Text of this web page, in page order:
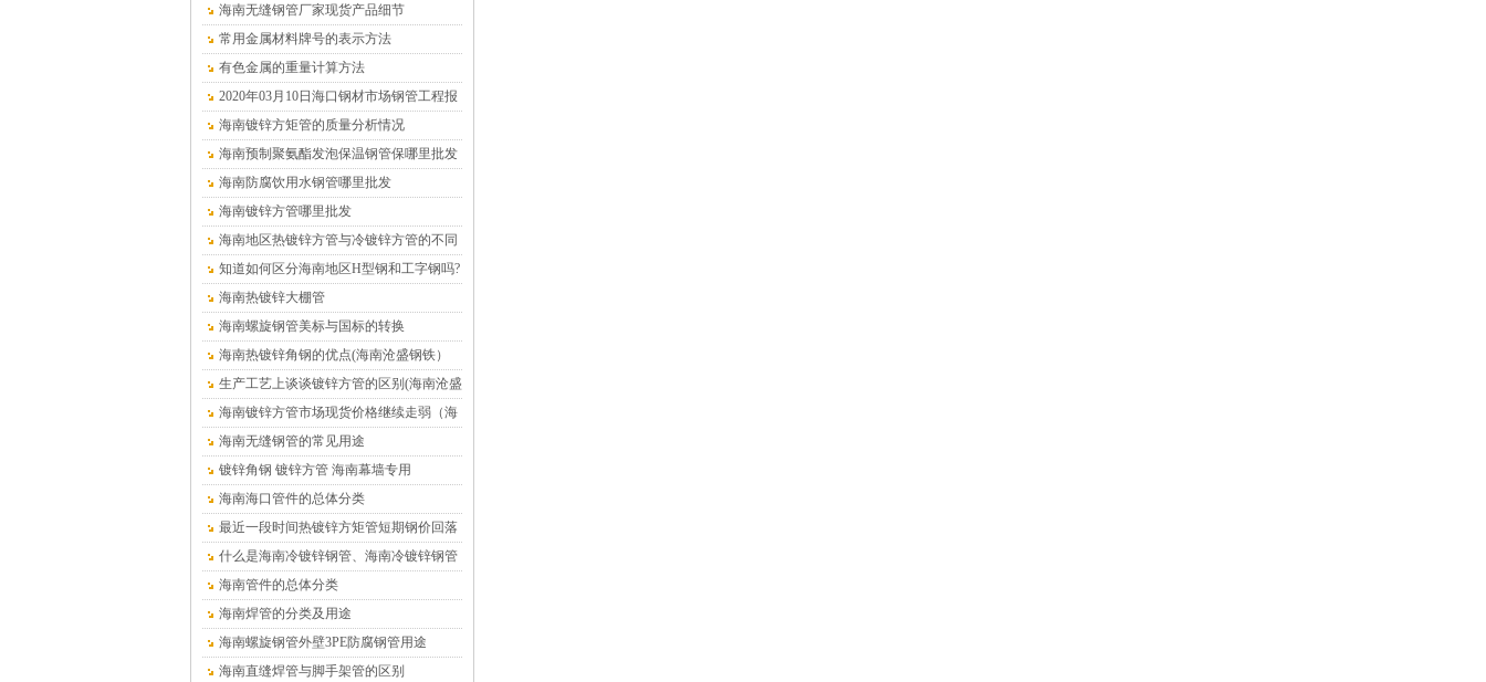
哪儿
海南无缝钢管厂家现货产品细节
常用金属材料牌号的表示方法
有色金属的重量计算方法
2020年03月10日海口钢材市场钢管工程报
价表
海南镀锌方矩管的质量分析情况
海南预制聚氨酯发泡保温钢管保哪里批发
（温泉水专用）
海南防腐饮用水钢管哪里批发
海南镀锌方管哪里批发
海南地区热镀锌方管与冷镀锌方管的不同
在哪里
知道如何区分海南地区H型钢和工字钢吗?
海南热镀锌大棚管
海南螺旋钢管美标与国标的转换
海南热镀锌角钢的优点(海南沧盛钢铁）
生产工艺上谈谈镀锌方管的区别(海南沧盛
钢铁）
海南镀锌方管市场现货价格继续走弱（海
南沧盛钢铁）
海南无缝钢管的常见用途
镀锌角钢 镀锌方管 海南幕墙专用
海南海口管件的总体分类
最近一段时间热镀锌方矩管短期钢价回落
的趋势仍将延续（海南）
什么是海南冷镀锌钢管、海南冷镀锌钢管
介绍
海南管件的总体分类
海南焊管的分类及用途
海南螺旋钢管外壁3PE防腐钢管用途
海南直缝焊管与脚手架管的区别